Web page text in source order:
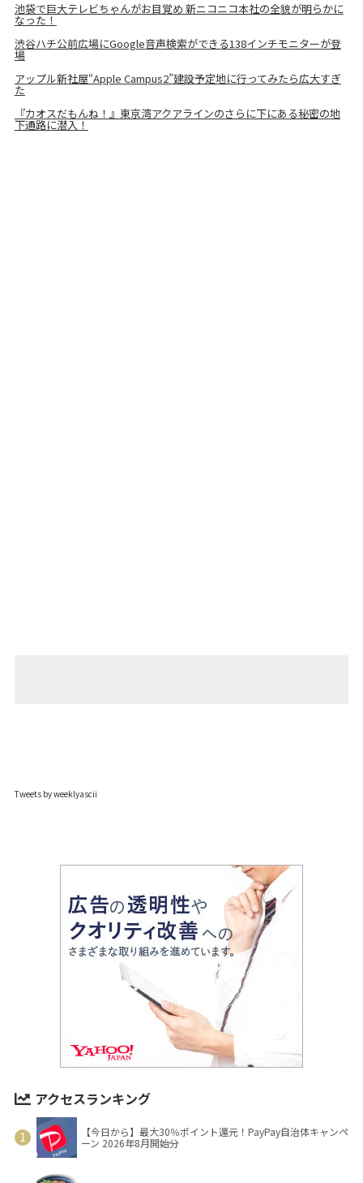
池袋で巨大テレビちゃんがお目覚め 新ニコニコ本社の全貌が明らかに
なった！
渋谷ハチ公前広場にGoogle音声検索ができる138インチモニターが登
場
アップル新社屋“Apple Campus2”建設予定地に行ってみたら広大すぎ
た
『カオスだもんね！』東京湾アクアラインのさらに下にある秘密の地
下通路に潜入！
Tweets by weeklyascii
アクセスランキング
【今日から】最大30％ポイント還元！PayPay自治体キャンペ
ーン 2026年8月開始分